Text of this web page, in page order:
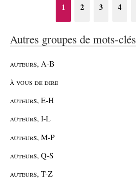
1 2 3 4
Autres groupes de mots-clés
auteurs, A-B
à vous de dire
auteurs, E-H
auteurs, I-L
auteurs, M-P
auteurs, Q-S
auteurs, T-Z